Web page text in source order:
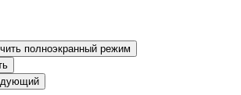
полноэкранный режим